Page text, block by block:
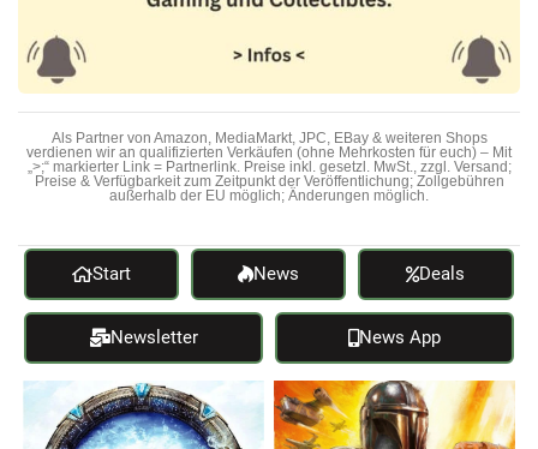
Als Partner von Amazon, MediaMarkt, JPC, EBay & weiteren Shops
verdienen wir an qualifizierten Verkäufen (ohne Mehrkosten für euch) – Mit
„>;“ markierter Link = Partnerlink. Preise inkl. gesetzl. MwSt., zzgl. Versand;
Preise & Verfügbarkeit zum Zeitpunkt der Veröffentlichung; Zollgebühren
außerhalb der EU möglich; Änderungen möglich.
Start News Deals
Newsletter News App